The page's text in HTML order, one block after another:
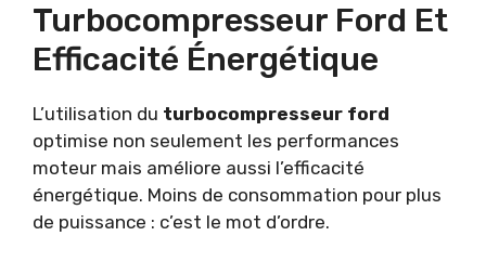
Turbocompresseur Ford Et
Efficacité Énergétique
L’utilisation du turbocompresseur ford
optimise non seulement les performances
moteur mais améliore aussi l’efficacité
énergétique. Moins de consommation pour plus
de puissance : c’est le mot d’ordre.